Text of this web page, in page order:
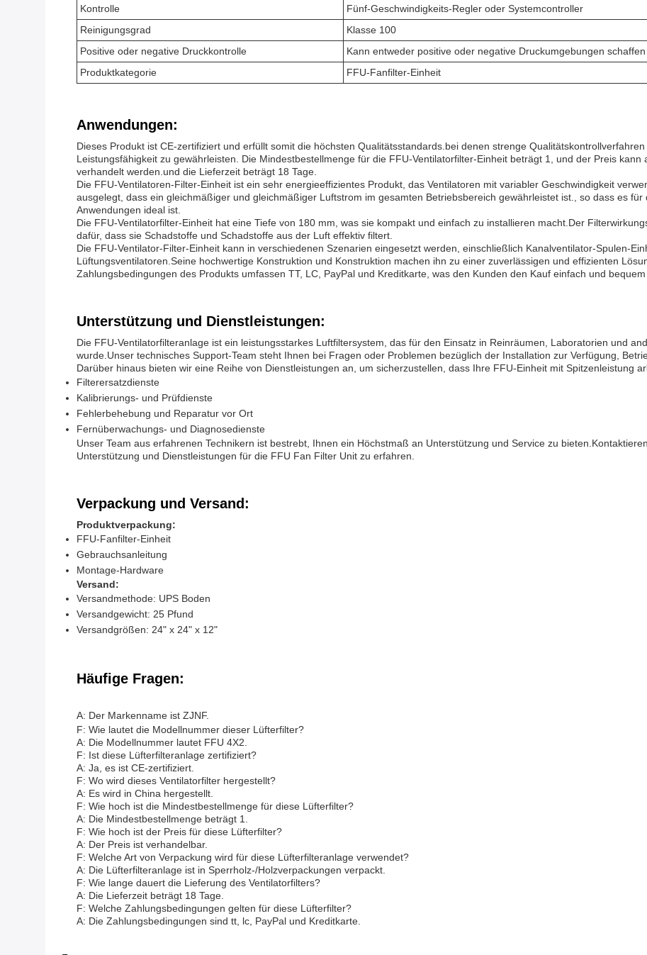
Kontrolle
Fünf-Geschwindigkeits-Regler oder Systemcontroller
Reinigungsgrad
Klasse 100
Positive oder negative Druckkontrolle
Kann entweder positive oder negative Druckumgebungen schaffen
Produktkategorie
FFU-Fanfilter-Einheit
Anwendungen:
Dieses Produkt ist CE-zertifiziert und erfüllt somit die höchsten Qualitätsstandards.bei denen strenge
Leistungsfähigkeit zu gewährleisten. Die Mindestbestellmenge für die FFU-Ventilatorfilter-Einheit beträgt 1, und der Preis
verhandelt werden.und die Lieferzeit beträgt 18 Tage.
Die FFU-Ventilatoren-Filter-Einheit ist ein sehr energieeffizientes Produkt, das Ventilatoren mit variabler Geschwindigkeit
ausgelegt, dass ein gleichmäßiger und gleichmäßiger Luftstrom im gesamten Betriebsbereich gewährleistet ist., so dass es
Anwendungen ideal ist.
Die FFU-Ventilatorfilter-Einheit hat eine Tiefe von 180 mm, was sie kompakt und einfach zu installieren macht.Der
dafür, dass sie Schadstoffe und Schadstoffe aus der Luft effektiv filtert.
Die FFU-Ventilator-Filter-Einheit kann in verschiedenen Szenarien eingesetzt werden, einschließlich Kanalventilator-Spulen-
Lüftungsventilatoren.Seine hochwertige Konstruktion und Konstruktion machen ihn zu einer zuverlässigen und effizienten
Zahlungsbedingungen des Produkts umfassen TT, LC, PayPal und Kreditkarte, was den Kunden den Kauf einfach und bequem
Unterstützung und Dienstleistungen:
Die FFU-Ventilatorfilteranlage ist ein leistungsstarkes Luftfiltersystem, das für den Einsatz in Reinräumen, Laboratorien und
wurde.Unser technisches Support-Team steht Ihnen bei Fragen oder Problemen bezüglich der Installation zur Verfügung,
Darüber hinaus bieten wir eine Reihe von Dienstleistungen an, um sicherzustellen, dass Ihre FFU-Einheit mit Spitzenleistung
Filterersatzdienste
Kalibrierungs- und Prüfdienste
Fehlerbehebung und Reparatur vor Ort
Fernüberwachungs- und Diagnosedienste
Unser Team aus erfahrenen Technikern ist bestrebt, Ihnen ein Höchstmaß an Unterstützung und Service zu
Unterstützung und Dienstleistungen für die FFU Fan Filter Unit zu erfahren.
Verpackung und Versand:
Produktverpackung:
FFU-Fanfilter-Einheit
Gebrauchsanleitung
Montage-Hardware
Versand:
Versandmethode: UPS Boden
Versandgewicht: 25 Pfund
Versandgrößen: 24" x 24" x 12"
Häufige Fragen:
A: Der Markenname ist ZJNF.
F: Wie lautet die Modellnummer dieser Lüfterfilter?
A: Die Modellnummer lautet FFU 4X2.
F: Ist diese Lüfterfilteranlage zertifiziert?
A: Ja, es ist CE-zertifiziert.
F: Wo wird dieses Ventilatorfilter hergestellt?
A: Es wird in China hergestellt.
F: Wie hoch ist die Mindestbestellmenge für diese Lüfterfilter?
A: Die Mindestbestellmenge beträgt 1.
F: Wie hoch ist der Preis für diese Lüfterfilter?
A: Der Preis ist verhandelbar.
F: Welche Art von Verpackung wird für diese Lüfterfilteranlage verwendet?
A: Die Lüfterfilteranlage ist in Sperrholz-/Holzverpackungen verpackt.
F: Wie lange dauert die Lieferung des Ventilatorfilters?
A: Die Lieferzeit beträgt 18 Tage.
F: Welche Zahlungsbedingungen gelten für diese Lüfterfilter?
A: Die Zahlungsbedingungen sind tt, lc, PayPal und Kreditkarte.